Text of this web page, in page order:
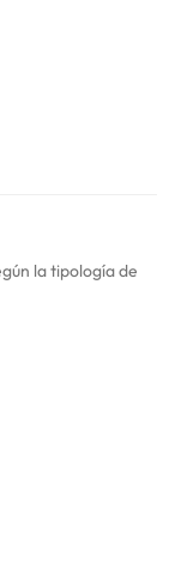
la tipología de